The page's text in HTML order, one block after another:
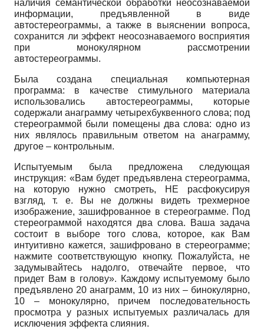
наличия семантической обработки нео­сознаваемой
информации, предъявленной в виде
автостереограммы, а также в выяснении вопроса,
сохранится ли эффект неосознаваемого восприятия
при монокулярном рассмо­трении
автостереограммы.
Была создана специальная компьютерная
программа: в качестве стимульного матери­ала
использовались автостереограммы, которые
содержали анаграмму четырехбуквенного слова; под
стереограммой были помещены два слова: одно из
них являлось правильным ответом на анаграмму,
другое – контрольным.
Испытуемым была предложена следующая
инструкция: «Вам будет предъявлена сте­реограмма,
на которую нужно смотреть, НЕ расфокусируя
взгляд, т. е. Вы не должны видеть трехмерное
изображение, зашифрованное в стереограмме. Под
стереограммой находятся два слова. Ваша задача
состоит в выборе того слова, которое, как Вам
интуитивно кажется, зашифровано в стереограмме;
нажмите соответствующую кнопку. Пожалуйста, не
задумы­вайтесь надолго, отвечайте первое, что
придет Вам в голову». Каждому испытуемому было
предъявлено 20 анаграмм, 10 из них – бинокулярно,
10 – монокулярно, причем последова­тельность
просмотра у разных испытуемых различалась для
исключения эффекта слияния.